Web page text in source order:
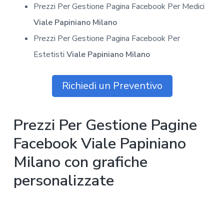
Prezzi Per Gestione Pagina Facebook Per Medici
Viale Papiniano Milano
Prezzi Per Gestione Pagina Facebook Per
Estetisti Viale Papiniano Milano
Richiedi un Preventivo
Prezzi Per Gestione Pagine
Facebook Viale Papiniano
Milano con grafiche
personalizzate